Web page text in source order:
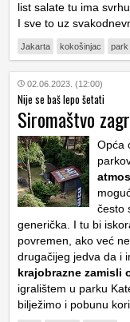
list salate tu ima
I sve to uz
Jakarta kokošinjac park
02.06.2023. (12:00)
Nije se baš lepo šetati
Siromaštvo
Opća
često
generička. I tu bi
povremen, ako već
drugačijeg jedva da i
krajobrazne zamisli
igralištem u parku
bilježimo i pobunu